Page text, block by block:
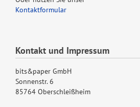
Kontaktformular
Kontakt und Impressum
bits&paper GmbH
Sonnenstr. 6
85764 Oberschleißheim